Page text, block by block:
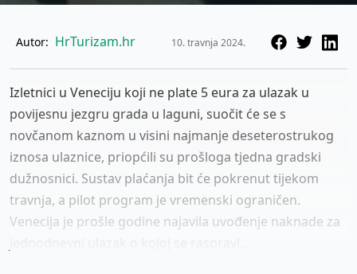
Autor: HrTurizam.hr 10. travnja 2024.
Izletnici u Veneciju koji ne plate 5 eura za ulazak u
povijesnu jezgru grada u laguni, suočit će se s
novčanom kaznom u visini najmanje deseterostrukog
iznosa ulaznice, priopćili su prošloga tjedna gradski
dužnosnici. Sustav plaćanja bit će pokrenut tijekom
travnja, a pilot program je vremenski ograničen.
Venecija je prošle godine najavila uvođenje naknade za